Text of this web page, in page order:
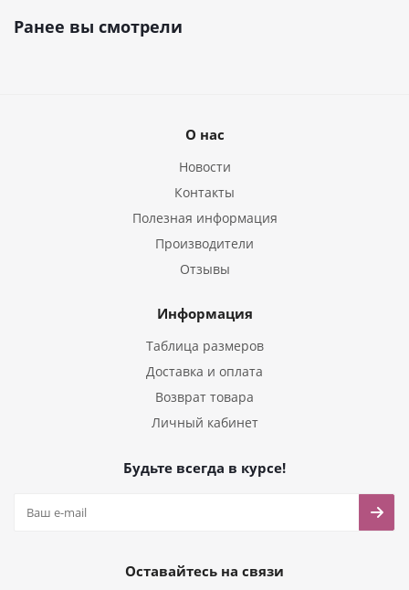
Ранее вы смотрели
О нас
Новости
Контакты
Полезная информация
Производители
Отзывы
Информация
Таблица размеров
Доставка и оплата
Возврат товара
Личный кабинет
Будьте всегда в курсе!
Оставайтесь на связи